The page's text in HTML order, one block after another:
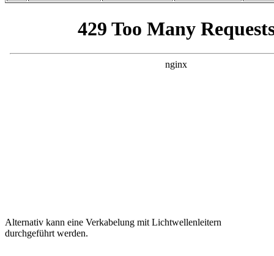
Alternativ kann eine Verkabelung mit Lichtwellenleitern
durchgeführt werden.